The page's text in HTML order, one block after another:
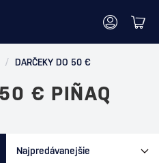
/ DARČEKY DO 50 €
€ PIÑAQ